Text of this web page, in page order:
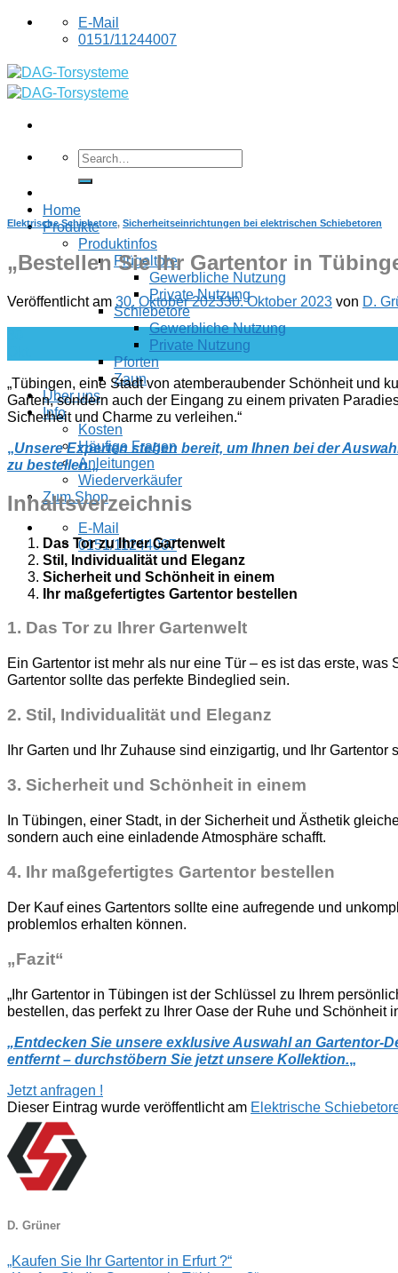
Skip
E-Mail
0151/11244007
Home
Produkte
Produktinfos
Flügeltore
Gewerbliche Nutzung
Private Nutzung
Schiebetore
Gewerbliche Nutzung
Private Nutzung
Pforten
Zaun
Über uns
Info
Kosten
Häufige Fragen
Anleitungen
Wiederverkäufer
Zum Shop
E-Mail
0151/11244007
Elektrische Schiebetore, Sicherheitseinrichtungen bei elektrischen Schiebetoren
„Bestellen Sie Ihr Gartentor in
Veröffentlicht am 30. Oktober 202330. Oktober 2023 von D.
„Tübingen, eine Stadt von atemberaubender Schönheit und
Garten, sondern auch der Eingang zu einem privaten
Sicherheit und Charme zu verleihen.“
„Unsere Experten stehen bereit, um Ihnen bei der
zu bestellen.„
Inhaltsverzeichnis
Das Tor zu Ihrer Gartenwelt
Stil, Individualität und Eleganz
Sicherheit und Schönheit in einem
Ihr maßgefertigtes Gartentor bestellen
1. Das Tor zu Ihrer Gartenwelt
Ein Gartentor ist mehr als nur eine Tür – es ist das erste,
Gartentor sollte das perfekte Bindeglied sein.
2. Stil, Individualität und Eleganz
Ihr Garten und Ihr Zuhause sind einzigartig, und Ihr
3. Sicherheit und Schönheit in einem
In Tübingen, einer Stadt, in der Sicherheit und Ästhetik
sondern auch eine einladende Atmosphäre schafft.
4. Ihr maßgefertigtes Gartentor bestellen
Der Kauf eines Gartentors sollte eine aufregende und
problemlos erhalten können.
„Fazit“
„Ihr Gartentor in Tübingen ist der Schlüssel zu Ihrem
bestellen, das perfekt zu Ihrer Oase der Ruhe und Schönheit
„Entdecken Sie unsere exklusive Auswahl an Gartentor-
entfernt – durchstöbern Sie jetzt unsere Kollektion.„
Jetzt anfragen !
Dieser Eintrag wurde veröffentlicht am Elektrische
D. Grüner
„Kaufen Sie Ihr Gartentor in Erfurt ?“